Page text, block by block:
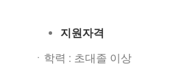
지원자격
ㆍ학력 : 초대졸 이상